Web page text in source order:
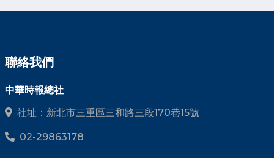
聯絡我們
中華時報總社
社址：新北市三重區三和路三段170巷15號
02-29863178